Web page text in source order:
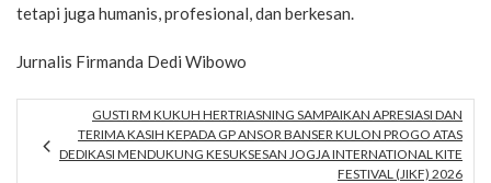
tetapi juga humanis, profesional, dan berkesan.
Jurnalis Firmanda Dedi Wibowo
GUSTI RM KUKUH HERTRIASNING SAMPAIKAN APRESIASI DAN
TERIMA KASIH KEPADA GP ANSOR BANSER KULON PROGO ATAS
DEDIKASI MENDUKUNG KESUKSESAN JOGJA INTERNATIONAL KITE
FESTIVAL (JIKF) 2026